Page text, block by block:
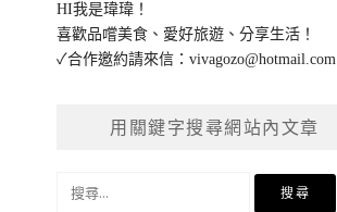
HI我是瑋瑋！
喜歡品嚐美食、愛好旅遊、分享生活！
✓合作邀約請來信：vivagozo@hotmail.com
用關鍵字搜尋網站內文章